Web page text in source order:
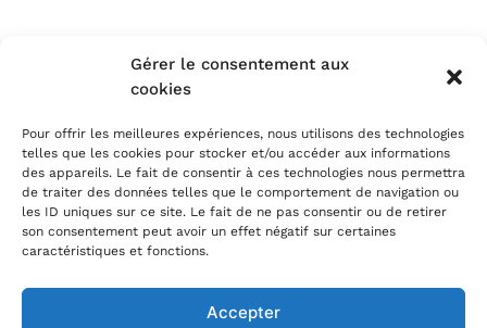
Gérer le consentement aux
cookies
Pour offrir les meilleures expériences, nous utilisons des technologies
telles que les cookies pour stocker et/ou accéder aux informations
des appareils. Le fait de consentir à ces technologies nous permettra
de traiter des données telles que le comportement de navigation ou
les ID uniques sur ce site. Le fait de ne pas consentir ou de retirer
son consentement peut avoir un effet négatif sur certaines
caractéristiques et fonctions.
Accepter
Suivez-nous sur Google+